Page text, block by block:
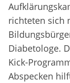
richteten sich
Diabetologe.
Kick-
Abspecken